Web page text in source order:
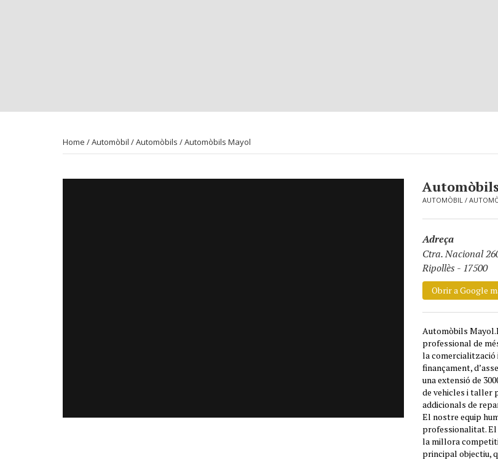
Home /Automòbil /Automòbils / Automòbils Mayol
AUTOMÒBIL /
Adreça
Ctra. Nacional
Ripollès - 17500
Obrir a Google
Automòbils
professional de
la comercialització
finançament,
una extensió de
de vehicles i taller
addicionals de
El nostre equip
professionalitat. El
la millora
principal objectiu,